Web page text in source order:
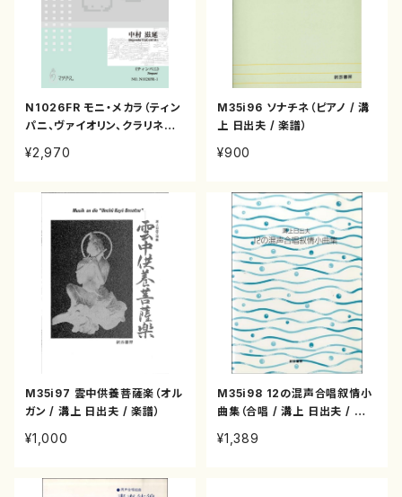
N1026FR モニ・メカラ（ティン
パニ、ヴァイオリン、クラリネッ
¥2,970
M35i96 ソナチネ（ピアノ / 溝
上 日出夫 / 楽譜）
¥900
M35i97 雲中供養菩薩楽（オル
ガン / 溝上 日出夫 / 楽譜）
¥1,000
M35i98 12の混声合唱叙情小
曲集（合唱 / 溝上 日出夫 / 楽
¥1,389